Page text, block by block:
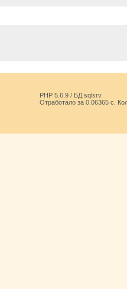
PHP 5.6.9 / БД sqlsrv
Отработало за 0.06365 с.